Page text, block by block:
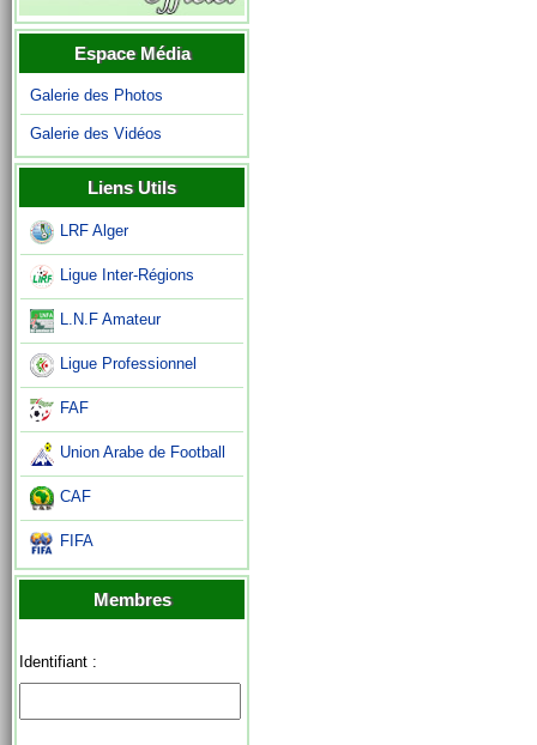
Espace Média
Galerie des Photos
Galerie des Vidéos
Liens Utils
LRF Alger
Ligue Inter-Régions
L.N.F Amateur
Ligue Professionnel
FAF
Union Arabe de Football
CAF
FIFA
Membres
Identifiant :